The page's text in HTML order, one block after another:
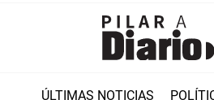
ÚLTIMAS NOTICIAS